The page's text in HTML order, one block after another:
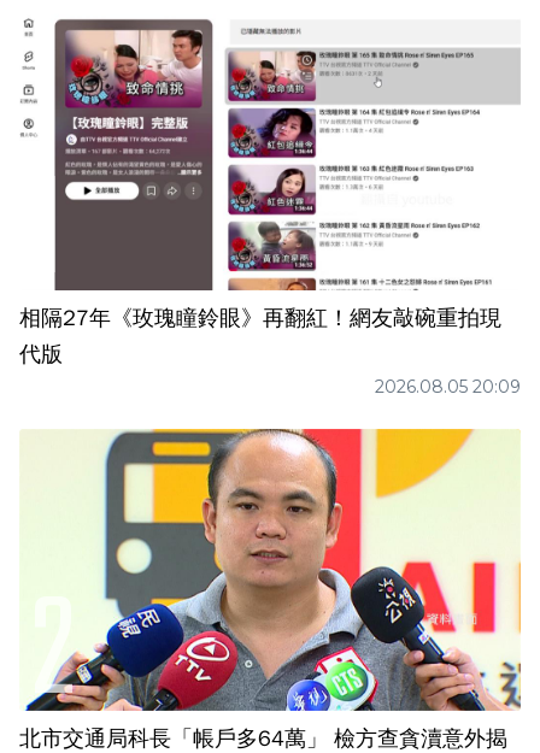
相隔27年《玫瑰瞳鈴眼》再翻紅！網友敲碗重拍現
代版
2026.08.05 20:09
北市交通局科長「帳戶多64萬」 檢方查貪瀆意外揭